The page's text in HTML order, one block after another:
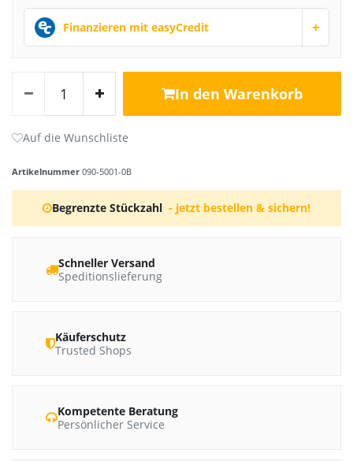
Finanzieren mit easyCredit +
In den Warenkorb
Artikelnummer 090-5001-0B
Begrenzte Stückzahl - jetzt bestellen & sichern!
Schneller Versand
Speditionslieferung
Käuferschutz
Trusted Shops
Kompetente Beratung
Persönlicher Service